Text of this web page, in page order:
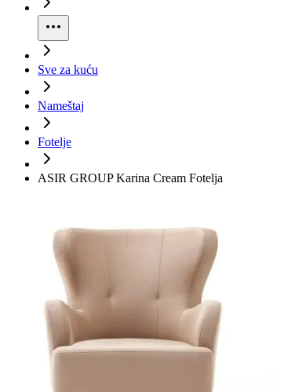
Sve za kuću
Nameštaj
Fotelje
ASIR GROUP Karina Cream Fotelja